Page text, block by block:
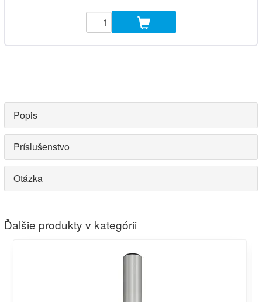
Popis
Príslušenstvo
Otázka
Ďalšie produkty v kategórii